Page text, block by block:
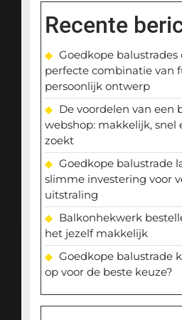
Recente
Goedkope balustrades
perfecte combinatie van
persoonlijk ontwerp
De voordelen van een
webshop: makkelijk, snel
zoekt
Goedkope balustrade
slimme investering voor
uitstraling
Balkonhekwerk
het jezelf makkelijk
Goedkope balustrade
op voor de beste keuze?